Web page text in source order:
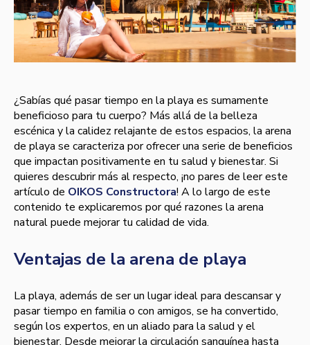
¿Sabías qué pasar tiempo en la playa es sumamente
beneficioso para tu cuerpo? Más allá de la belleza
escénica y la calidez relajante de estos espacios, la arena
de playa se caracteriza por ofrecer una serie de beneficios
que impactan positivamente en tu salud y bienestar. Si
quieres descubrir más al respecto, ¡no pares de leer este
artículo de OIKOS Constructora! A lo largo de este
contenido te explicaremos por qué razones la arena
natural puede mejorar tu calidad de vida.
Ventajas de la arena de playa
La playa, además de ser un lugar ideal para descansar y
pasar tiempo en familia o con amigos, se ha convertido,
según los expertos, en un aliado para la salud y el
bienestar. Desde mejorar la circulación sanguínea hasta